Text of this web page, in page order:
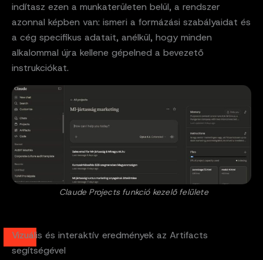
indítasz ezen a munkaterületen belül, a rendszer
azonnal képben van: ismeri a formázási szabályaidat és
a cég specifikus adatait, anélkül, hogy minden
alkalommal újra kellene gépelned a bevezető
instrukciókat.
Claude Projects funkció kezelő felülete
Vizuális és interaktív eredmények az Artifacts
segítségével